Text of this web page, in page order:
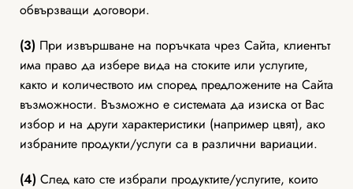
обвързващи договори.
(3) При извършване на поръчката чрез Сайта, клиентът
има право да избере вида на стоките или услугите,
както и количеството им според предложените на Сайта
възможности. Възможно е системата да изиска от Вас
избор и на други характеристики (например цвят), ако
избраните продукти/услуги са в различни вариации.
(4) След като сте избрали продуктите/услугите, които